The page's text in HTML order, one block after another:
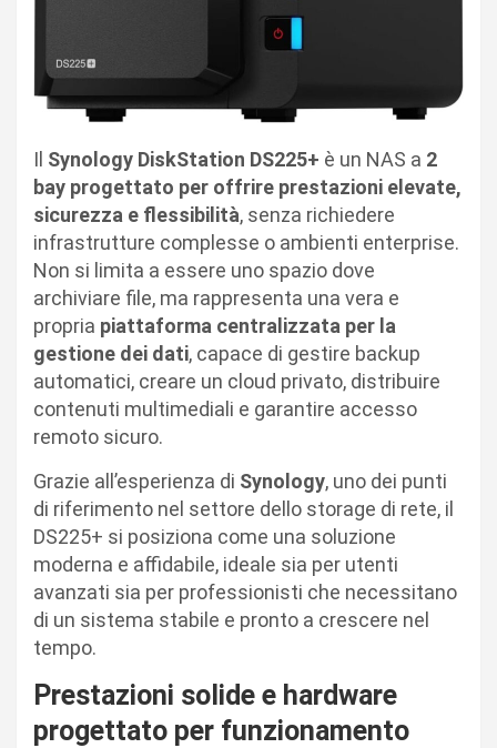
Il Synology DiskStation DS225+ è un NAS a 2
bay progettato per offrire prestazioni elevate,
sicurezza e flessibilità, senza richiedere
infrastrutture complesse o ambienti enterprise.
Non si limita a essere uno spazio dove
archiviare file, ma rappresenta una vera e
propria piattaforma centralizzata per la
gestione dei dati, capace di gestire backup
automatici, creare un cloud privato, distribuire
contenuti multimediali e garantire accesso
remoto sicuro.
Grazie all’esperienza di Synology, uno dei punti
di riferimento nel settore dello storage di rete, il
DS225+ si posiziona come una soluzione
moderna e affidabile, ideale sia per utenti
avanzati sia per professionisti che necessitano
di un sistema stabile e pronto a crescere nel
tempo.
Prestazioni solide e hardware
progettato per funzionamento